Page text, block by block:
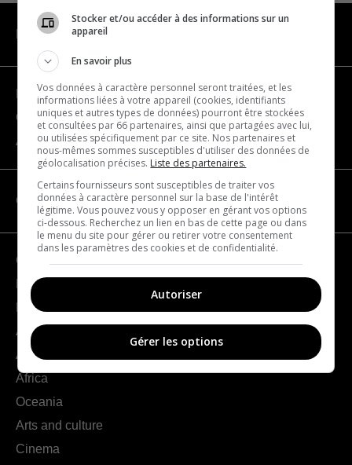
NAVIGATION
Become a partner
Contact us
About us
CATEGORIES
Geography
France
Europe
Americas
Asia
Africa
Oceania
Arts and culture
Cinema
Stocker et/ou accéder à des informations sur un
appareil
En savoir plus
Vos données à caractère personnel seront traitées, et les
informations liées à votre appareil (cookies, identifiants
uniques et autres types de données) pourront être stockées
et consultées par 66 partenaires, ainsi que partagées avec lui,
ou utilisées spécifiquement par ce site. Nos partenaires et
nous-mêmes sommes susceptibles d'utiliser des données de
géolocalisation précises. Liste des partenaires.
Certains fournisseurs sont susceptibles de traiter vos
données à caractère personnel sur la base de l'intérêt
légitime. Vous pouvez vous y opposer en gérant vos options
ci-dessous. Recherchez un lien en bas de cette page ou dans
le menu du site pour gérer ou retirer votre consentement
dans les paramètres des cookies et de confidentialité.
Autoriser
Gérer les options